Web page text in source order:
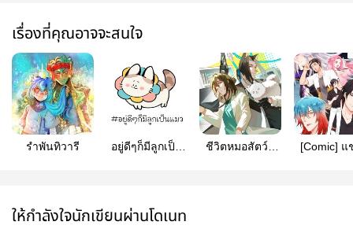
เรื่องที่คุณอาจจะสนใจ
รำพันทิวารี
อยู่ดีๆก็มีลูกเป็น
ชีวิตหมอสัตว์ที่
[Comic] แ
ให้กำลังใจนักเขียนผ่านโดเนท